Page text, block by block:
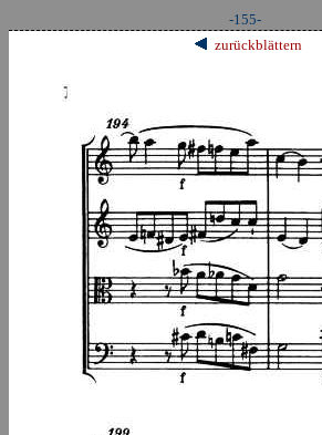
zurückblättern
-155-